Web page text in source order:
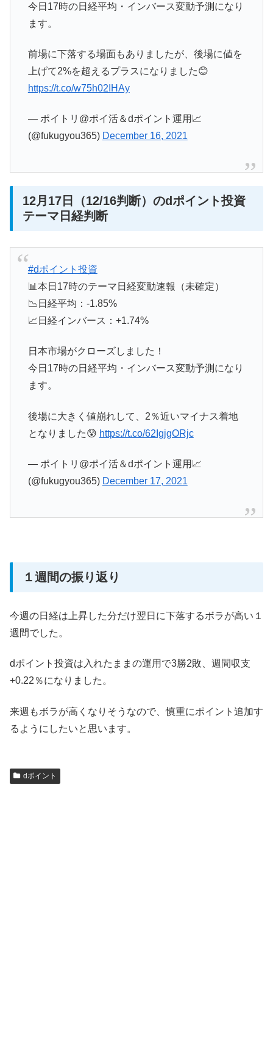
今日17時の日経平均・インバース変動予測になり
ます。
前場に下落する場面もありましたが、後場に値を
上げて2%を超えるプラスになりました😊
https://t.co/w75h02IHAy
— ポイトリ@ポイ活＆dポイント運用📈
(@fukugyou365) December 16, 2021
12月17日（12/16判断）のdポイント投資
テーマ日経判断
#dポイント投資
📊本日17時のテーマ日経変動速報（未確定）
📉日経平均：-1.85%
📈日経インバース：+1.74%
日本市場がクローズしました！
今日17時の日経平均・インバース変動予測になり
ます。
後場に大きく値崩れして、2％近いマイナス着地
となりました😰 https://t.co/62IgjgORjc
— ポイトリ@ポイ活＆dポイント運用📈
(@fukugyou365) December 17, 2021
１週間の振り返り
今週の日経は上昇した分だけ翌日に下落するボラが高い１
週間でした。
dポイント投資は入れたままの運用で3勝2敗、週間収支
+0.22％になりました。
来週もボラが高くなりそうなので、慎重にポイント追加す
るようにしたいと思います。
dポイント